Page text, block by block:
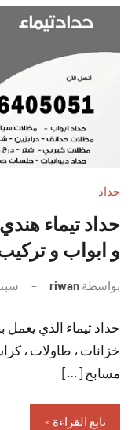
حداد
و ابواب و
بواسطة riwan سبتمبر
حداد تيماء الذي يعمل
خزانات ، طاولات ،
مسابح […]
تابع القراءة